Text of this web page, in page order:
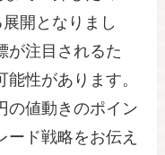
開となりまし
が注目されるた
性があります。
の値動きのポイン
ード戦略をお伝え